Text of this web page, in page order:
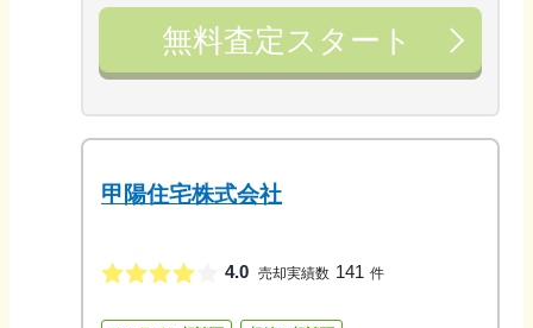
無料査定スタート
甲陽住宅株式会社
4.0 売却実績数 141 件